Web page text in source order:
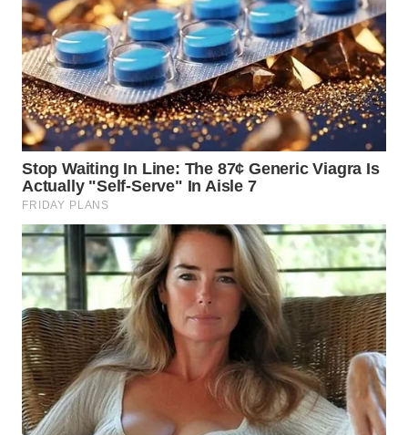
TAPANULI
SELATAN
WN
TANJUNG
LESUNG
WN
KARO
WN
SIMALUNGUN
WN
LABUHANBATU
WN
TAPANULI
TENGAH